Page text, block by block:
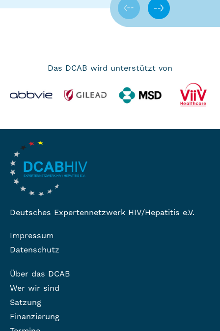
Zurück Weiter
Das DCAB wird unterstützt von
Deutsches Expertennetzwerk HIV/Hepatitis e.V.
Impressum
Datenschutz
Über das DCAB
Wer wir sind
Satzung
Finanzierung